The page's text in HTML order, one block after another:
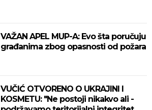
VAŽAN APEL MUP-A: Evo šta poručuju
građanima zbog opasnosti od požara
VUČIĆ OTVORENO O UKRAJINI I
KOSMETU: "Ne postoji nikakvo ali -